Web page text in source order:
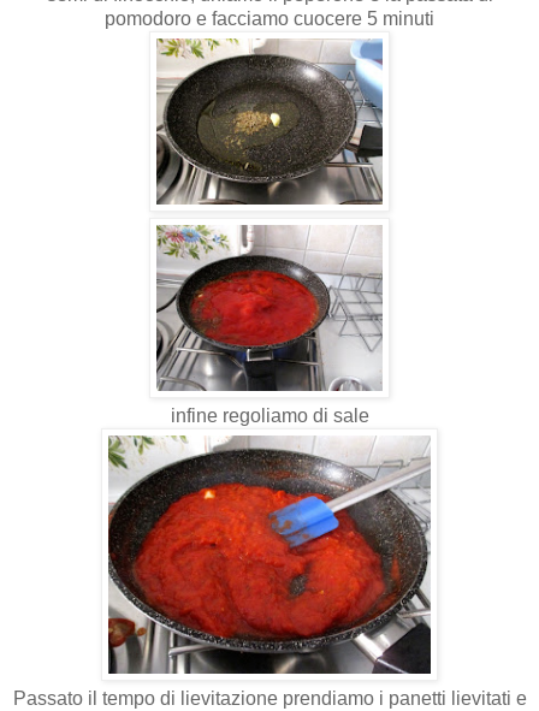
pomodoro e facciamo cuocere 5 minuti
infine regoliamo di sale
Passato il tempo di lievitazione prendiamo i panetti lievitati e